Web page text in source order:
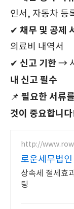
인서, 자동차 등
✔ 채무 및 공제
의료비 내역서
✔ 신고 기한 →
내 신고 필수
📌 필요한 서류
것이 중요합니
http://
로운세무법
상속세 절세효
팅